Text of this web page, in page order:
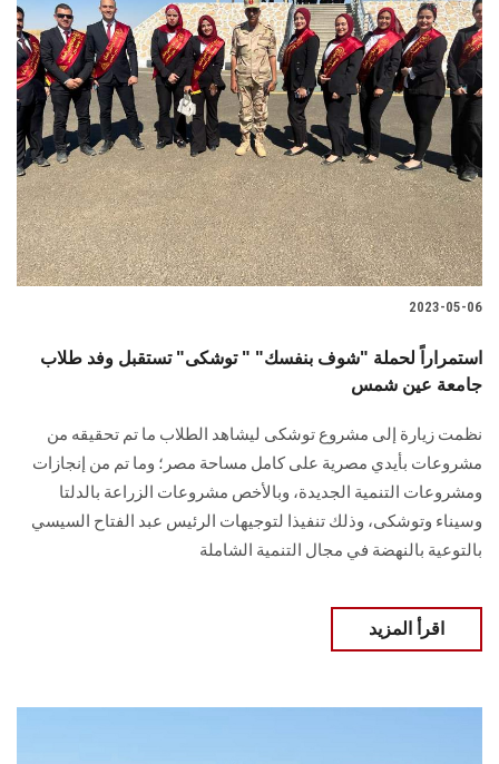
2023-05-06
استمراراً لحملة "شوف بنفسك" " توشكى" تستقبل وفد طلاب
جامعة عين شمس
نظمت زيارة إلى مشروع توشكى ليشاهد الطلاب ما تم تحقيقه من
مشروعات بأيدي مصرية على كامل مساحة مصر؛ وما تم من إنجازات
ومشروعات التنمية الجديدة، وبالأخص مشروعات الزراعة بالدلتا
وسيناء وتوشكى، وذلك تنفيذا لتوجيهات الرئيس عبد الفتاح السيسي
بالتوعية بالنهضة في مجال التنمية الشاملة
اقرأ المزيد